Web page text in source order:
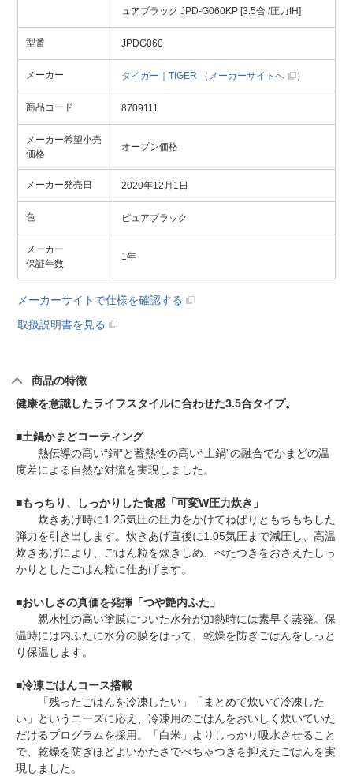
ュアブラック JPD-G060KP [3.5合 /圧力IH]
型番 JPDG060
メーカー タイガー｜TIGER （ メーカーサイトへ ）
商品コード 8709111
メーカー希望小売
価格
オープン価格
メーカー発売日 2020年12月1日
色 ピュアブラック
メーカー
保証年数
1年
メーカーサイトで仕様を確認する
取扱説明書を見る
商品の特徴
健康を意識したライフスタイルに合わせた3.5合タイプ。
■土鍋かまどコーティング
熱伝導の高い“銅”と蓄熱性の高い“土鍋”の融合でかまどの温
度差による自然な対流を実現しました。
■もっちり、しっかりした食感「可変W圧力炊き」
炊きあげ時に1.25気圧の圧力をかけてねばりともちもちした
弾力を引き出します。炊きあげ直後に1.05気圧まで減圧し、高温
炊きあげにより、ごはん粒を炊きしめ、べたつきをおさえたしっ
かりとしたごはん粒に仕あげます。
■おいしさの真価を発揮「つや艶内ふた」
親水性の高い塗膜についた水分が加熱時には素早く蒸発。保
温時には内ふたに水分の膜をはって、乾燥を防ぎごはんをしっと
り保温します。
■冷凍ごはんコース搭載
「残ったごはんを冷凍したい」「まとめて炊いて冷凍した
い」というニーズに応え、冷凍用のごはんをおいしく炊いていた
だけるプログラムを採用。「白米」よりしっかり吸水させること
で、乾燥を防ぎほどよいかたさでべちゃつきを抑えたごはんを実
現しました。